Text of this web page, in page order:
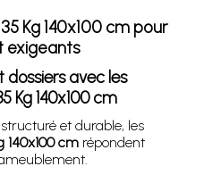
Kg 140x100 cm pour
exigeants
dossiers avec les
Kg 140x100 cm
et durable, les
140x100 cm répondent